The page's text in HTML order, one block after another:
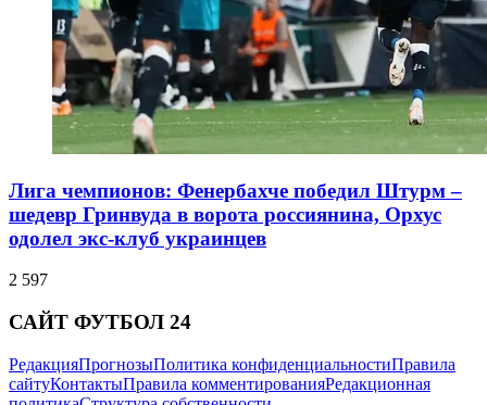
Лига чемпионов: Фенербахче победил Штурм –
шедевр Гринвуда в ворота россиянина, Орхус
одолел экс-клуб украинцев
2 597
САЙТ ФУТБОЛ 24
РедакцияПрогнозыПолитика конфиденциальностиПравила
сайтуКонтактыПравила комментированияРедакционная